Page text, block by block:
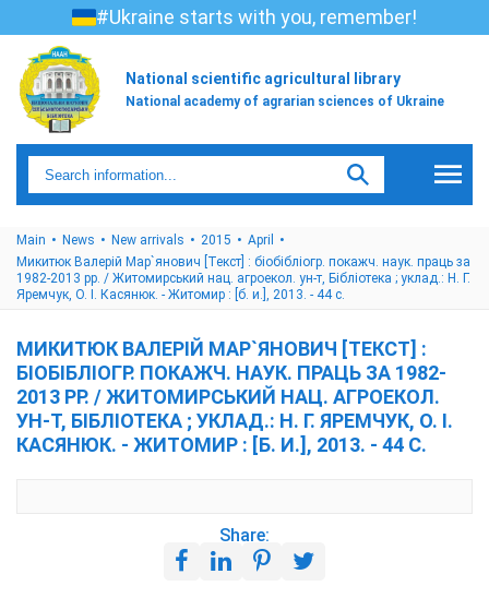
#Ukraine starts with you, remember!
National scientific agricultural library
National academy of agrarian sciences of Ukraine
Main News New arrivals 2015
April
Микитюк Валерій Мар`янович [Текст] : біобібліогр. покажч. наук. праць за
1982-2013 рр. / Житомирський нац. агроекол. ун-т, Бібліотека ; уклад.: Н. Г.
Яремчук, О. І. Касянюк. - Житомир : [б. и.], 2013. - 44 с.
МИКИТЮК ВАЛЕРІЙ МАР`ЯНОВИЧ [ТЕКСТ] :
БІОБІБЛІОГР. ПОКАЖЧ. НАУК. ПРАЦЬ ЗА 1982-
2013 РР. / ЖИТОМИРСЬКИЙ НАЦ. АГРОЕКОЛ.
УН-Т, БІБЛІОТЕКА ; УКЛАД.: Н. Г. ЯРЕМЧУК, О. І.
КАСЯНЮК. - ЖИТОМИР : [Б. И.], 2013. - 44 С.
Share: